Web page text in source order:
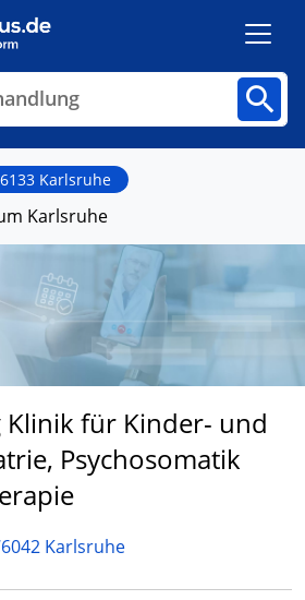
Finden
Karlsruhe
Karlsruhe
Klinik für Kinder- und
Psychosomatik
Karlsruhe